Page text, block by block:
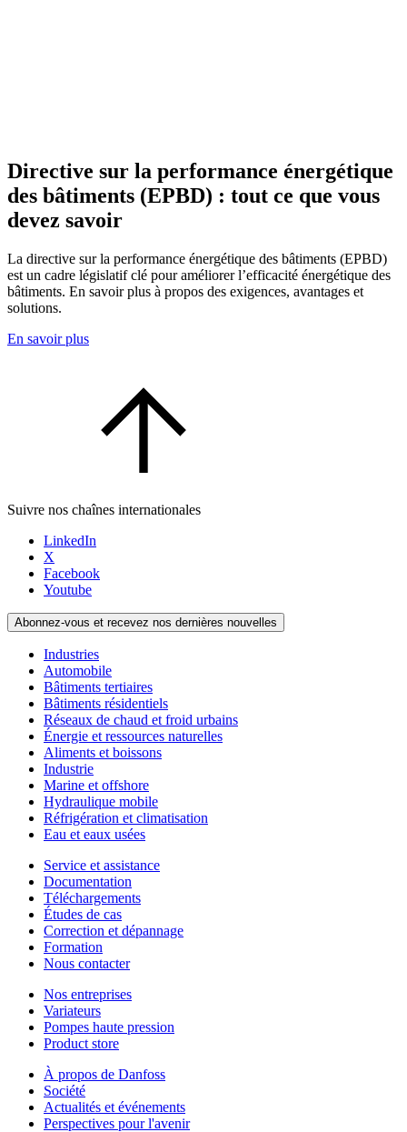
Directive sur la performance énergétique
des bâtiments (EPBD) : tout ce que vous
devez savoir
La directive sur la performance énergétique des bâtiments (EPBD)
est un cadre législatif clé pour améliorer l’efficacité énergétique des
bâtiments. En savoir plus à propos des exigences, avantages et
solutions.
En savoir plus
Suivre nos chaînes internationales
LinkedIn
X
Facebook
Youtube
Abonnez-vous et recevez nos dernières nouvelles
Industries
Automobile
Bâtiments tertiaires
Bâtiments résidentiels
Réseaux de chaud et froid urbains
Énergie et ressources naturelles
Aliments et boissons
Industrie
Marine et offshore
Hydraulique mobile
Réfrigération et climatisation
Eau et eaux usées
Service et assistance
Documentation
Téléchargements
Études de cas
Correction et dépannage
Formation
Nous contacter
Nos entreprises
Variateurs
Pompes haute pression
Product store
À propos de Danfoss
Société
Actualités et événements
Perspectives pour l'avenir